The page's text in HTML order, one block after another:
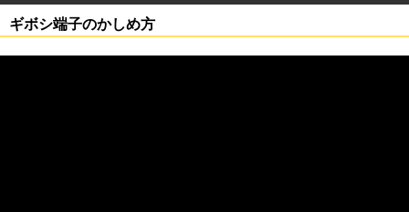
ギボシ端子のかしめ方